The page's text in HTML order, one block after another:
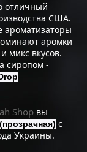
отличный
США.
ароматизаторы
аромки
микс вкусов.
сиропом -
Shop вы
с
Украины.